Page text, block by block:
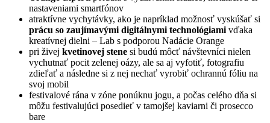
nastaveniami smartfónov
atraktívne vychytávky, ako je napríklad možnosť vyskúšať si
prácu so zaujímavými digitálnymi technológiami vďaka
kreatívnej dielni – Lab s podporou Nadácie Orange
pri živej kvetinovej stene si budú môcť návštevníci nielen
vychutnať pocit zelenej oázy, ale sa aj vyfotiť, fotografiu
zdieľať a následne si z nej nechať vyrobiť ochrannú fóliu na
svoj mobil
festivalové rána v zóne ponúknu jogu, a počas celého dňa si
môžu festivalujúci posedieť v tamojšej kaviarni či prosecco
bare